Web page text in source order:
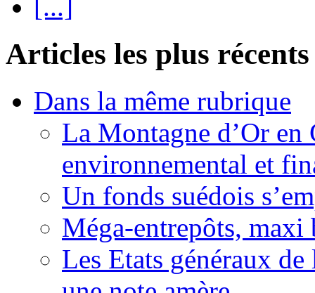
[...]
Articles les plus récents
Dans la même rubrique
La Montagne d’Or
environnemental et
Un fonds suédois
Méga-entrepôts, maxi
Les Etats généraux